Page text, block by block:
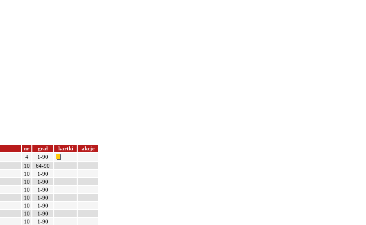
nr grał kartki
akcje
4
1-90
10
64-90
10
1-90
10
1-90
10
1-90
10
1-90
10
1-90
10
1-90
10
1-90